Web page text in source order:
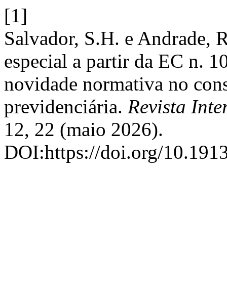
[1]
Salvador, S.H. e Andrade,
especial a partir da EC n.
novidade normativa no
previdenciária. Revista
12, 22 (maio 2026).
DOI:https://doi.org/